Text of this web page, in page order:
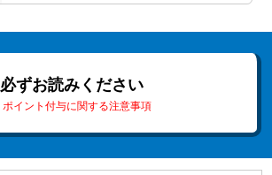
必ずお読みください
ポイント付与に関する注意事項